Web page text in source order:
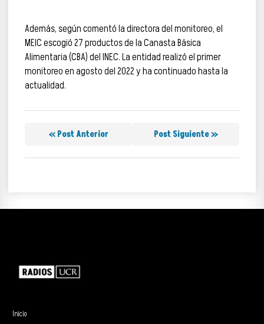
Además, según comentó la directora del monitoreo, el
MEIC escogió 27 productos de la Canasta Básica
Alimentaria (CBA) del INEC. La entidad realizó el primer
monitoreo en agosto del 2022 y ha continuado hasta la
actualidad.
« Post Anterior Post Siguiente »
Inicio